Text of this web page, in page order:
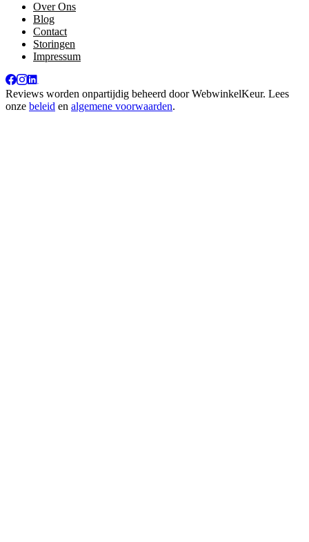
Over Ons
Blog
Contact
Storingen
Impressum
Reviews worden onpartijdig beheerd doorWebwinkelKeur. Lees
onze beleid en algemene voorwaarden.